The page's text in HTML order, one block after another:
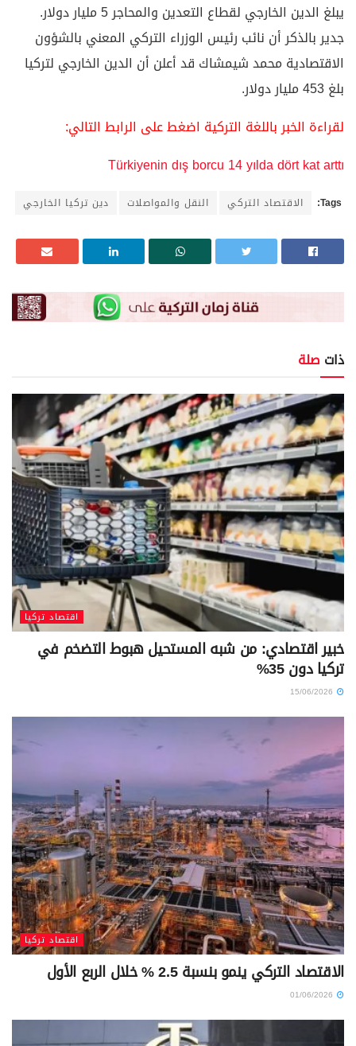
يبلغ الدين الخارجي لقطاع التعدين والمحاجر 5 مليار دولار.
جدير بالذكر أن نائب رئيس الوزراء التركي المعني بالشؤون
الاقتصادية محمد شيمشاك قد أعلن أن الدين الخارجي لتركيا
بلغ 453 مليار دولار.
لقراءة الخبر باللغة التركية اضغط على الرابط التالي:
Türkiyenin dış borcu 14 yılda dört kat arttı
Tags: الاقتصاد التركي النقل والمواصلات دين تركيا الخارجي
ذات صلة
اقتصاد تركيا
خبير اقتصادي: من شبه المستحيل هبوط التضخم في
تركيا دون 35%
اقتصاد تركيا
الاقتصاد التركي ينمو بنسبة 2.5 % خلال الربع الأول